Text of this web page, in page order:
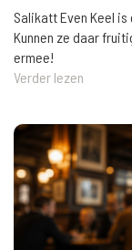
Salikatt Even Keel is
Kunnen ze daar
ermee!
Verder lezen